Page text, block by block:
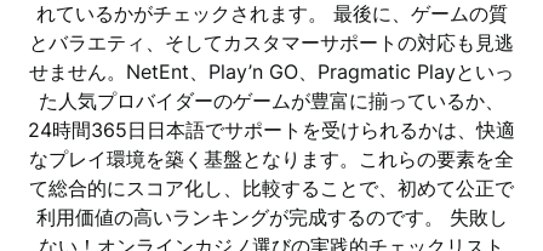
れているかがチェックされます。 最後に、ゲームの質
とバラエティ、そしてカスタマーサポートの対応も見逃
せません。NetEnt、Play’n GO、Pragmatic Playといっ
た人気プロバイダーのゲームが豊富に揃っているか、
24時間365日日本語でサポートを受けられるかは、快適
なプレイ環境を築く基盤となります。これらの要素を全
て総合的にスコア化し、比較することで、初めて公正で
利用価値の高いランキングが完成するのです。 失敗し
ない！オンラインカジノ選びの実践的チェックリスト